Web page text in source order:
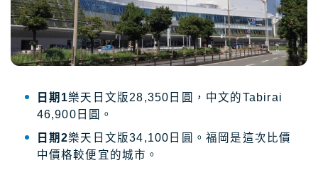
日期1樂天日文版28,350日圓，中文的Tabirai
46,900日圓。
日期2樂天日文版34,100日圓。福岡是這次比價
中價格較便宜的城市。